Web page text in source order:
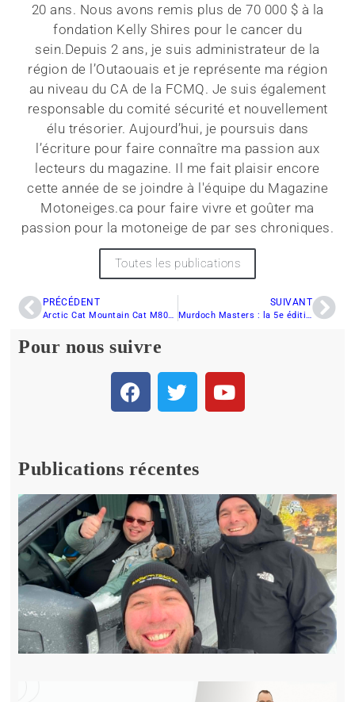
20 ans. Nous avons remis plus de 70 000 $ à la
fondation Kelly Shires pour le cancer du
sein.Depuis 2 ans, je suis administrateur de la
région de l’Outaouais et je représente ma région
au niveau du CA de la FCMQ. Je suis également
responsable du comité sécurité et nouvellement
élu trésorier. Aujourd’hui, je poursuis dans
l’écriture pour faire connaître ma passion aux
lecteurs du magazine. Il me fait plaisir encore
cette année de se joindre à l'équipe du Magazine
Motoneiges.ca pour faire vivre et goûter ma
passion pour la motoneige de par ses chroniques.
Toutes les publications
PRÉCÉDENT
Arctic Cat Mountain Cat M8000 154 avec ATAC
SUIVANT
Murdoch Masters : la 5e édition de la grande compétition de motoneige et de snowbike
Pour nous suivre
Publications récentes